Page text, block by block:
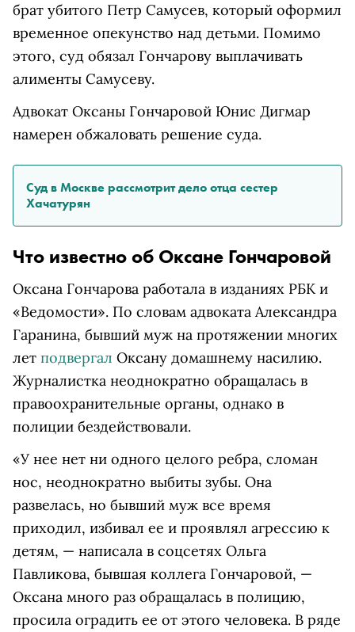
брат убитого Петр Самусев, который оформил
временное опекунство над детьми. Помимо
этого, суд обязал Гончарову выплачивать
алименты Самусеву.
Адвокат Оксаны Гончаровой Юнис Дигмар
намерен обжаловать решение суда.
Суд в Москве рассмотрит дело отца сестер
Хачатурян
Что известно об Оксане Гончаровой
Оксана Гончарова работала в изданиях РБК и
«Ведомости». По словам адвоката Александра
Гаранина, бывший муж на протяжении многих
лет подвергал Оксану домашнему насилию.
Журналистка неоднократно обращалась в
правоохранительные органы, однако в
полиции бездействовали.
«У нее нет ни одного целого ребра, сломан
нос, неоднократно выбиты зубы. Она
развелась, но бывший муж все время
приходил, избивал ее и проявлял агрессию к
детям, — написала в соцсетях Ольга
Павликова, бывшая коллега Гончаровой, —
Оксана много раз обращалась в полицию,
просила оградить ее от этого человека. В ряде